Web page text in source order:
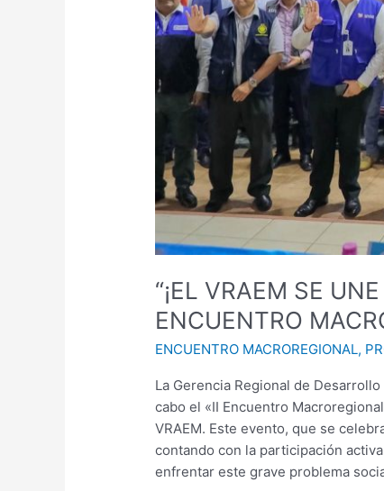
“¡EL VRAEM SE
ENCUENTRO
ENCUENTRO MACROREGIONAL,
La Gerencia Regional de
cabo el «II Encuentro
VRAEM. Este evento, que se
contando con la participación
enfrentar este grave problema
MACROREGIONAL!”